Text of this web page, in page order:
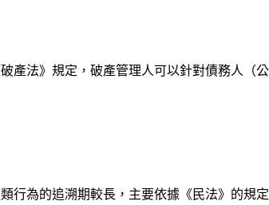
產法》規定，破產管理人可以針對債務人
行為的追溯期較長，主要依據《民法》的規定